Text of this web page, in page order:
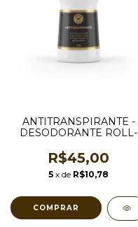
ANTITRANSPIRANTE -
DESODORANTE ROLL-
R$45,00
5 x de R$10,78
COMPRAR